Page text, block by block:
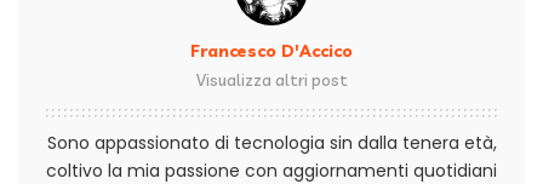
Francesco D'Accico
Visualizza altri post
Sono appassionato di tecnologia sin dalla tenera età,
coltivo la mia passione con aggiornamenti quotidiani